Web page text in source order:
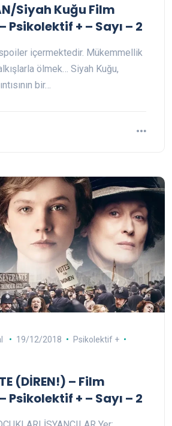
Siyah Kuğu Film
Psikolektif + – Sayı – 2
içermektedir. Mükemmellik
ölmek… Siyah Kuğu,
bir…
19/12/2018
Psikolektif +
(DİREN!) – Film
Psikolektif + – Sayı – 2